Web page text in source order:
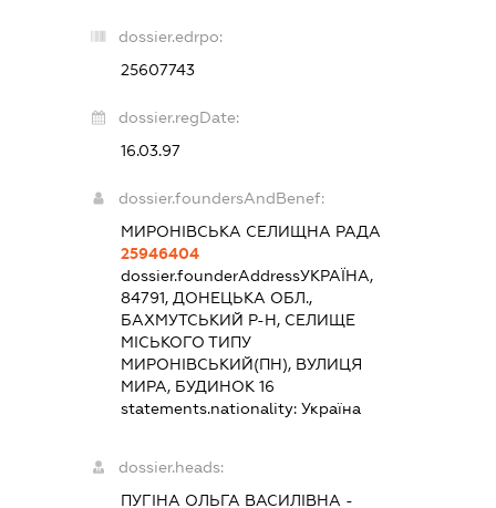
dossier.edrpo:
25607743
dossier.regDate:
16.03.97
dossier.foundersAndBenef:
МИРОНІВСЬКА СЕЛИЩНА РАДА
25946404
dossier.founderAddressУКРАЇНА,
84791, ДОНЕЦЬКА ОБЛ.,
БАХМУТСЬКИЙ Р-Н, СЕЛИЩЕ
МІСЬКОГО ТИПУ
МИРОНІВСЬКИЙ(ПН), ВУЛИЦЯ
МИРА, БУДИНОК 16
statements.nationality: Україна
dossier.heads:
ПУГІНА ОЛЬГА ВАСИЛІВНА -